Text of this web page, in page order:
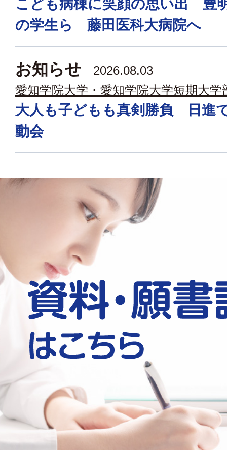
こども病棟に笑顔の思い出 豊
の学生ら 藤田医科大病院へ
お知らせ
2026.08.03
愛知学院大学・愛知学院大学短期大学
大人も子どもも真剣勝負 日進
動会